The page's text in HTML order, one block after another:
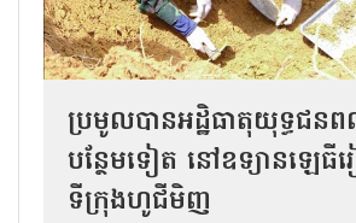
ប្រមូលបានអដ្ឋិធាតុយុទ្ធជ
បន្ថែមទៀត នៅឧទ្យានឡេធី
ទីក្រុងហូជីមិញ